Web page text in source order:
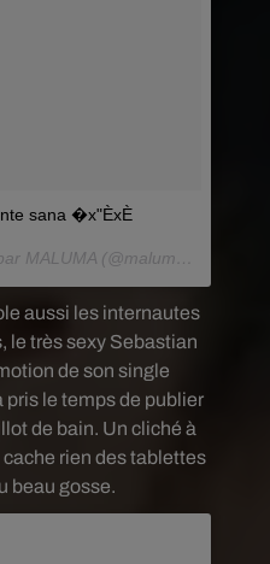
sana �x"ÈxÈ
aussi les internautes
le très sexy Sebastian
de son single
pris le temps de publier
de bain. Un cliché à
cache rien des tablettes
beau gosse.